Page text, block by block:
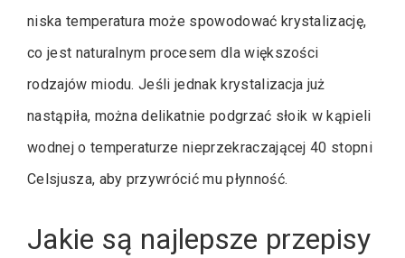
niska temperatura może spowodować krystalizację,
co jest naturalnym procesem dla większości
rodzajów miodu. Jeśli jednak krystalizacja już
nastąpiła, można delikatnie podgrzać słoik w kąpieli
wodnej o temperaturze nieprzekraczającej 40 stopni
Celsjusza, aby przywrócić mu płynność.
Jakie są najlepsze przepisy